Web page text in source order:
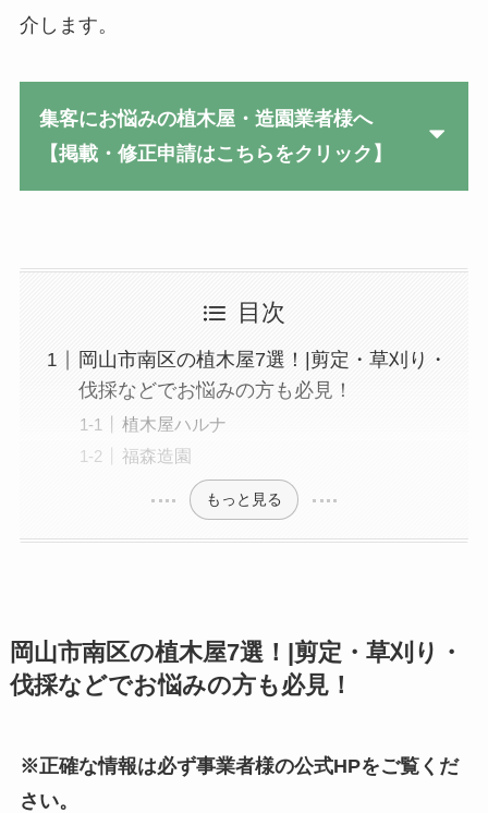
介します。
集客にお悩みの植木屋・造園業者様へ
【掲載・修正申請はこちらをクリック】
目次
岡山市南区の植木屋7選！|剪定・草刈り・
伐採などでお悩みの方も必見！
植木屋ハルナ
福森造園
もっと見る
岡山市南区の植木屋7選！|剪定・草刈り・
伐採などでお悩みの方も必見！
※正確な情報は必ず事業者様の公式HPをご覧くだ
さい。